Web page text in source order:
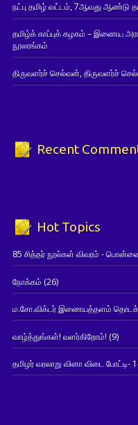
நட்பு தமிழ் வட்டம், 7ஆவது ஆண்டு
தமிழ்க் காப்புக் கழகம் – இணைய
நூலரங்கம்
திருவளர்ச் செல்வன், திருவளர்ச்
Recent
Hot Topics
85 சித்தர் நூல்கள் விவரம் -
நோக்கம் (26)
ம.சோ.விக்டர் இணையத்தளம்
வாழ்த்துங்கள்! வளர்கிறோம்! (9)
தமிழர் வரலாறு வினா விடை